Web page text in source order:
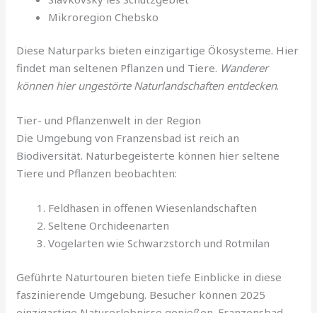
Mikroregion Chebsko
Diese Naturparks bieten einzigartige Ökosysteme. Hier
findet man seltenen Pflanzen und Tiere. Wanderer
können hier ungestörte Naturlandschaften entdecken.
Tier- und Pflanzenwelt in der Region
Die Umgebung von Franzensbad ist reich an
Biodiversität. Naturbegeisterte können hier seltene
Tiere und Pflanzen beobachten:
Feldhasen in offenen Wiesenlandschaften
Seltene Orchideenarten
Vogelarten wie Schwarzstorch und Rotmilan
Geführte Naturtouren bieten tiefe Einblicke in diese
faszinierende Umgebung. Besucher können 2025